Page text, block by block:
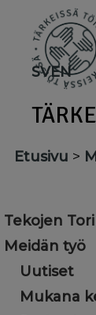
main
content
SVEN
Etusivu
Tekojen Tori
Meidän työ
Uutiset
Mukana